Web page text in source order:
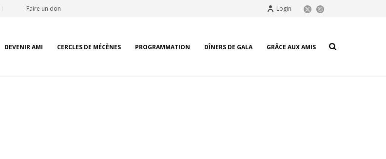
Faire un don Login
DEVENIR AMI CERCLES DE MÉCÈNES PROGRAMMATION DÎNERS DE GALA GRÂCE AUX AMIS